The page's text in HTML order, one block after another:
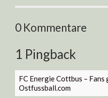
0 Kommentare
1 Pingback
FC Energie Cottbus – Fans
Ostfussball.com